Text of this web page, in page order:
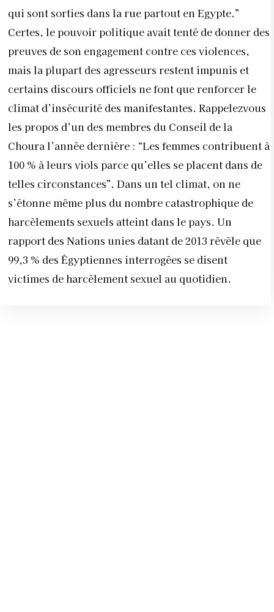
qui sont sorties dans la rue partout en Egypte.”
Certes, le pouvoir politique avait tenté de donner des
preuves de son engagement contre ces violences,
mais la plupart des agresseurs restent impunis et
certains discours officiels ne font que renforcer le
climat d’insécurité des manifestantes. Rappelezvous
les propos d’un des membres du Conseil de la
Choura l’année dernière : “Les femmes contribuent à
100 % à leurs viols parce qu’elles se placent dans de
telles circonstances”. Dans un tel climat, on ne
s’étonne même plus du nombre catastrophique de
harcèlements sexuels atteint dans le pays. Un
rapport des Nations unies datant de 2013 révèle que
99,3 % des Égyptiennes interrogées se disent
victimes de harcèlement sexuel au quotidien.